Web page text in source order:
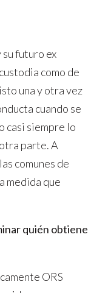
futuro ex
como de
una y otra vez
cuando se
casi siempre lo
parte. A
comunes de
medida que
quién obtiene
ORS